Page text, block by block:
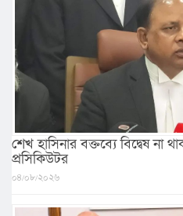
শেখ হাসিনার বক্তব্যে বিদ্বেষ না
প্রসিকিউটর
০৪/০৮/২০২৬